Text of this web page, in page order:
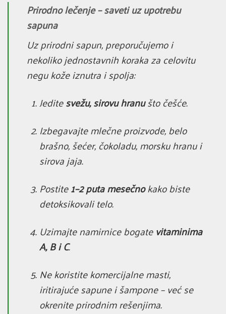
Prirodno lečenje – saveti uz upotrebu
sapuna
Uz prirodni sapun, preporučujemo i
nekoliko jednostavnih koraka za celovitu
negu kože iznutra i spolja:
Jeditesvežu, sirovu hranušto češće.
Izbegavajte mlečne proizvode, belo
brašno, šećer, čokoladu, morsku hranu i
sirova jaja.
Postite1–2 puta mesečnokako biste
detoksikovali telo.
Uzimajte namirnice bogatevitaminima
A, B i C.
Ne koristite komercijalne masti,
iritirajuće sapune i šampone – već se
okrenite prirodnim rešenjima.